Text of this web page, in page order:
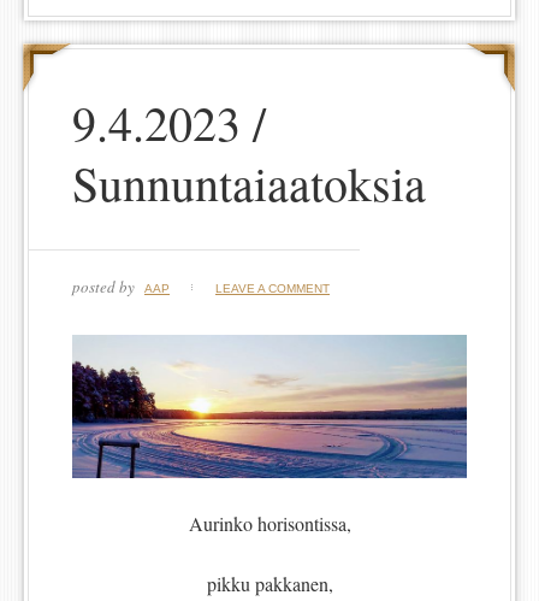
9.4.2023 /
Sunnuntaiaatoksia
posted by AAP LEAVE A COMMENT
Aurinko horisontissa,
pikku pakkanen,